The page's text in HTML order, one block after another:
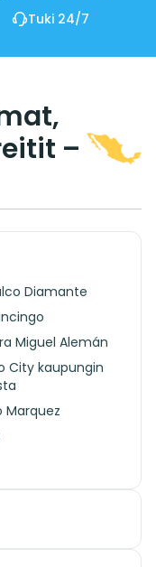
Tuki 24/7
–
Diamante
Miguel Alemán
City kaupungin
Marquez